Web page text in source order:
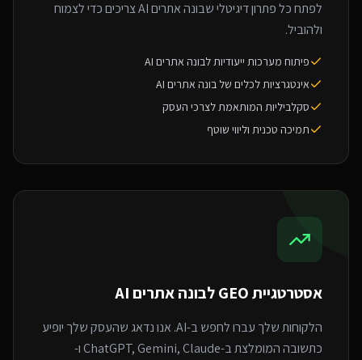
לפתח כל פתרון דיגיטלי שבונה אתרים AI צריכים כדי לצמוח
ולהוביל.
פיתוח מערכות ייעודיות לבונה אתרים AI
אינטגרציות לכלים של בונה אתרים AI
סקלביליות המותאמת לצרכי העסק
תמיכה טכנית וליווי שוטף
אסטרטגיית GEO ל בונה אתרים AI
הלקוחות שלך עברו לחפש ב-AI. אנו נדאג שהעסק שלך יופיע
כתשובה המומלצת ב-ChatGPT, Gemini, Claude ו-